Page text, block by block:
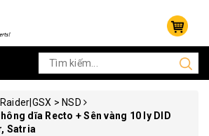
> NSD
dĩa Recto + Sên vàng 10 ly DID
Satria